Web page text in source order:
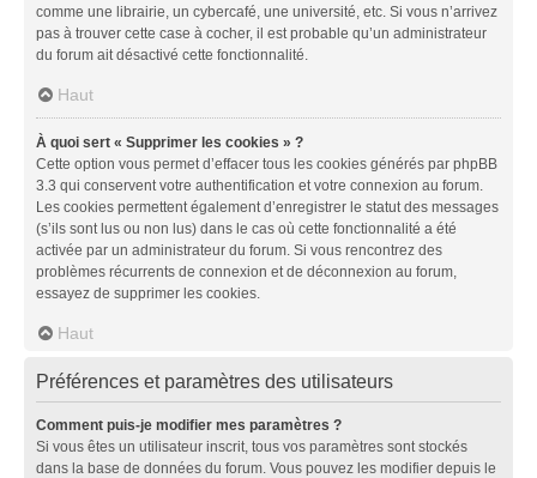
comme une librairie, un cybercafé, une université, etc. Si vous n’arrivez
pas à trouver cette case à cocher, il est probable qu’un administrateur
du forum ait désactivé cette fonctionnalité.
Haut
À quoi sert « Supprimer les cookies » ?
Cette option vous permet d’effacer tous les cookies générés par phpBB
3.3 qui conservent votre authentification et votre connexion au forum.
Les cookies permettent également d’enregistrer le statut des messages
(s’ils sont lus ou non lus) dans le cas où cette fonctionnalité a été
activée par un administrateur du forum. Si vous rencontrez des
problèmes récurrents de connexion et de déconnexion au forum,
essayez de supprimer les cookies.
Haut
Préférences et paramètres des utilisateurs
Comment puis-je modifier mes paramètres ?
Si vous êtes un utilisateur inscrit, tous vos paramètres sont stockés
dans la base de données du forum. Vous pouvez les modifier depuis le